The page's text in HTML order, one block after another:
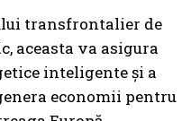
transfrontalier de
aceasta va asigura
inteligente și a
economii pentru